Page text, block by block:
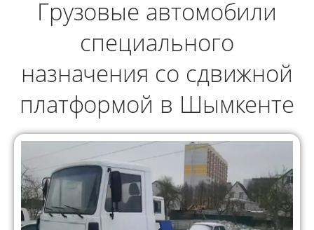
Грузовые автомобили
специального
назначения со сдвижной
платформой в Шымкенте